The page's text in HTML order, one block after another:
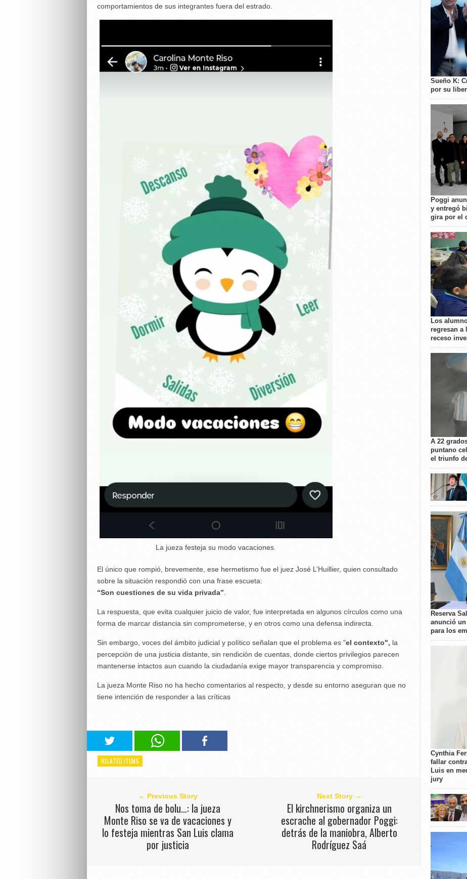
comportamientos de sus integrantes fuera del estrado.
La jueza festeja su modo vacaciones.
El único que rompió, brevemente, ese hermetismo fue el juez José L’Huillier, quien consultado
sobre la situación respondió con una frase escueta:
“Son cuestiones de su vida privada”.
La respuesta, que evita cualquier juicio de valor, fue interpretada en algunos círculos como una
forma de marcar distancia sin comprometerse, y en otros como una defensa indirecta.
Sin embargo, voces del ámbito judicial y político señalan que el problema es "el contexto", la
percepción de una justicia distante, sin rendición de cuentas, donde ciertos privilegios parecen
mantenerse intactos aun cuando la ciudadanía exige mayor transparencia y compromiso.
La jueza Monte Riso no ha hecho comentarios al respecto, y desde su entorno aseguran que no
tiene intención de responder a las críticas
RELATED ITEMS
← Previous Story
Nos toma de bolu…: la jueza
Monte Riso se va de vacaciones y
lo festeja mientras San Luis clama
por justicia
Next Story →
El kirchnerismo organiza un
escrache al gobernador Poggi:
detrás de la maniobra, Alberto
Rodríguez Saá
Sueño K:
por su
Poggi
y entregó
gira por el
Los
regresan a
receso
A 22
puntano
el triunfo
Reserva
anunció
para los
Cynthia
fallar
Luis en
jury